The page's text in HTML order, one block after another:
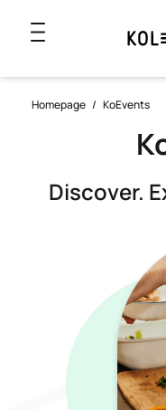
Homepage / KoEvents
Discover.